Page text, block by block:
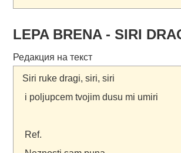
LEPA BRENA - SIRI
Редакция на текст